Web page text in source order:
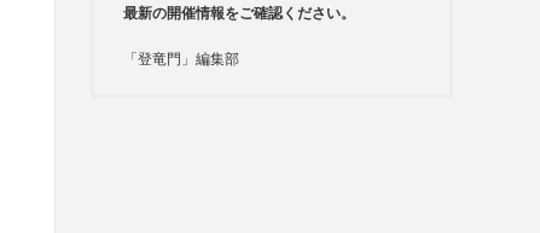
最新の開催情報をご確認ください。
「登竜門」編集部